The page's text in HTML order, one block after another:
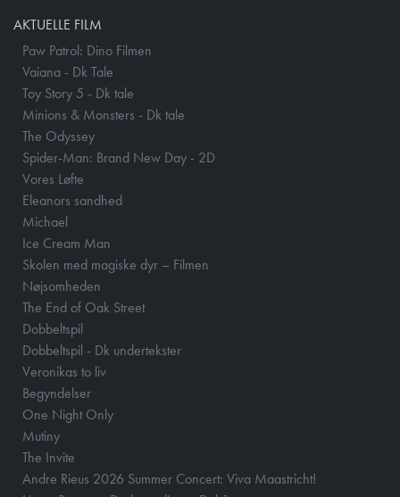
AKTUELLE FILM
Paw Patrol: Dino Filmen
Vaiana - Dk Tale
Toy Story 5 - Dk tale
Minions & Monsters - Dk tale
The Odyssey
Spider-Man: Brand New Day - 2D
Vores Løfte
Eleanors sandhed
Michael
Ice Cream Man
Skolen med magiske dyr – Filmen
Nøjsomheden
The End of Oak Street
Dobbeltspil
Dobbeltspil - Dk undertekster
Veronikas to liv
Begyndelser
One Night Only
Mutiny
The Invite
Andre Rieus 2026 Summer Concert: Viva Maastricht!